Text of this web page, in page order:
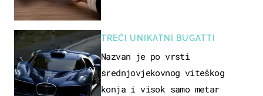
TREĆI UNIKATNI BUGATTI
Nazvan je po vrsti
srednjovjekovnog viteškog
konja i visok samo metar